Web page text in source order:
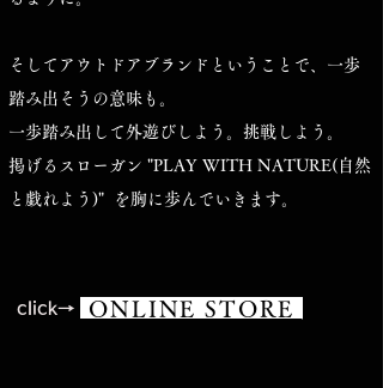
そしてアウトドアブランドということで、一歩
踏み出そうの意味も。
一歩踏み出して外遊びしよう。挑戦しよう。
掲げるスローガン "PLAY WITH NATURE(自然
と戯れよう)" を胸に歩んでいきます。
click→ ONLINE STORE